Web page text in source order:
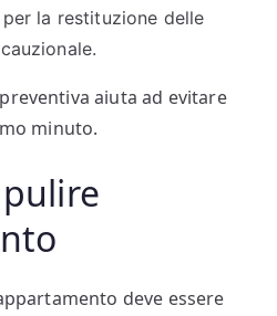
la restituzione delle
aiuta ad evitare
minuto.
deve essere